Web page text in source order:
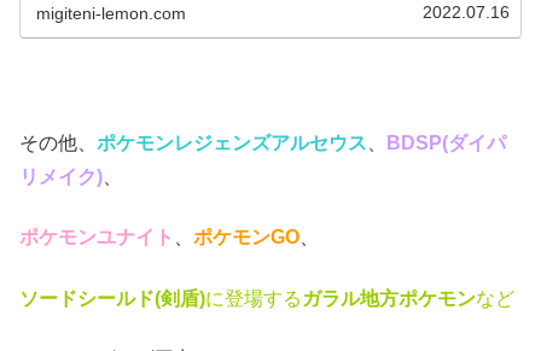
migiteni-lemon.com 2022.07.16
その他、 ポケモンレジェンズアルセウス
BDSP(ダイパ
リメイク)
ポケモンユナイト ポケモンGO
ソードシールド(剣盾)に登場する ガラル地方ポケモンなど